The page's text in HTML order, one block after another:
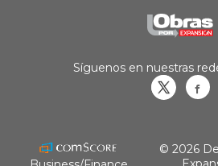
Síguenos en nuestras
© 2026